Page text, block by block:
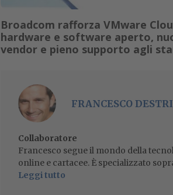
Broadcom rafforza VMware
hardware e software aperto,
vendor e pieno supporto agli
FRANCESCO DESTRI
Collaboratore
Francesco segue il mondo della
online e cartacee. È specializzato
Leggi tutto